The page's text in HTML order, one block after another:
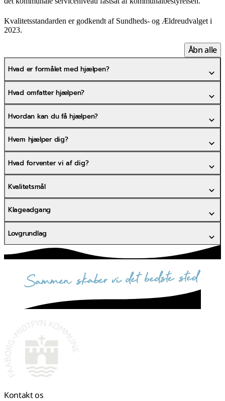
Kvalitetsstandarden er godkendt af Sundheds- og Ældreudvalget i
2023.
Åbn alle
Hvad er formålet med hjælpen?
Hvad omfatter hjælpen?
Hvordan kan du få hjælpen?
Hvem hjælper dig?
Hvad forventer vi af dig?
Kvalitetsmål
Klageadgang
Lovgrundlag
sammen skaber vi det bedste sted
Kontakt os